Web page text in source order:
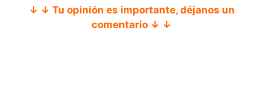
↓ ↓ Tu opinión es importante, déjanos un
comentario ↓ ↓